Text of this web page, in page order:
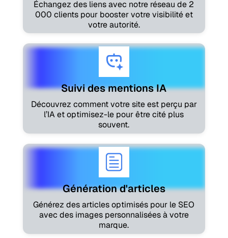
Échangez des liens avec notre réseau de 2
000 clients pour booster votre visibilité et
votre autorité.
Suivi des mentions IA
Découvrez comment votre site est perçu par
l’IA et optimisez-le pour être cité plus
souvent.
Génération d'articles
Générez des articles optimisés pour le SEO
avec des images personnalisées à votre
marque.